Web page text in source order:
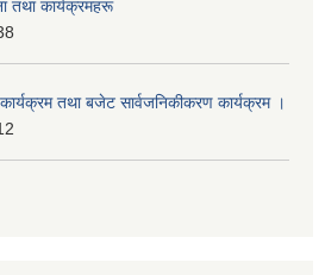
कार्यक्रमहरू
तथा बजेट सार्वजनिकीकरण कार्यक्रम ।